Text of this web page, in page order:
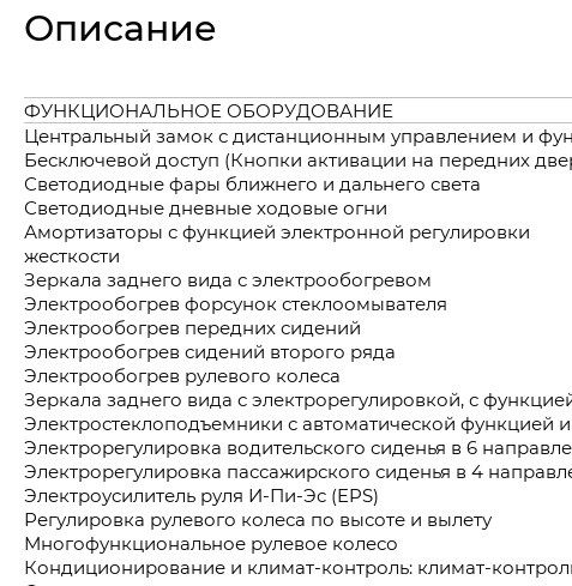
Описание
ФУНКЦИОНАЛЬНОЕ ОБОРУДОВАНИЕ
Центральный замок с дистанционным управлением и
Бесключевой доступ (Кнопки активации на передних
Светодиодные фары ближнего и дальнего света
Светодиодные дневные ходовые огни
Амортизаторы с функцией электронной регулировки
жесткости
Зеркала заднего вида с электрообогревом
Электрообогрев форсунок стеклоомывателя
Электрообогрев передних сидений
Электрообогрев сидений второго ряда
Электрообогрев рулевого колеса
Зеркала заднего вида с электрорегулировкой, с
Электростеклоподъемники с автоматической
Электрорегулировка водительского сиденья в 6
Электрорегулировка пассажирского сиденья в 4
Электроусилитель руля И-Пи-Эс (EPS)
Регулировка рулевого колеса по высоте и вылету
Многофункциональное рулевое колесо
Кондиционирование и климат-контроль: климат-